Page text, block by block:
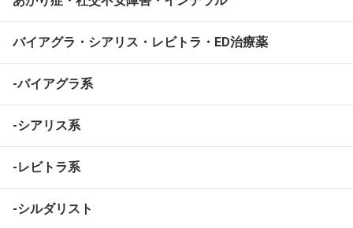
バイアグラ・シアリス・レビトラ・ED治療薬
-バイアグラ系
-シアリス系
-レビトラ系
-シルダリスト